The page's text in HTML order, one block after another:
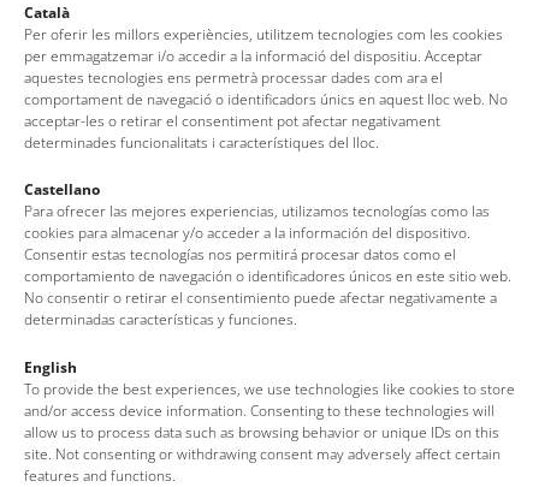
Català
Per oferir les millors experiències, utilitzem tecnologies com les cookies
per emmagatzemar i/o accedir a la informació del dispositiu. Acceptar
aquestes tecnologies ens permetrà processar dades com ara el
comportament de navegació o identificadors únics en aquest lloc web. No
acceptar-les o retirar el consentiment pot afectar negativament
determinades funcionalitats i característiques del lloc.
Castellano
Para ofrecer las mejores experiencias, utilizamos tecnologías como las
cookies para almacenar y/o acceder a la información del dispositivo.
Consentir estas tecnologías nos permitirá procesar datos como el
comportamiento de navegación o identificadores únicos en este sitio web.
No consentir o retirar el consentimiento puede afectar negativamente a
determinadas características y funciones.
English
To provide the best experiences, we use technologies like cookies to store
and/or access device information. Consenting to these technologies will
allow us to process data such as browsing behavior or unique IDs on this
site. Not consenting or withdrawing consent may adversely affect certain
features and functions.
La Asociación de Cocina Tradicional Tossense